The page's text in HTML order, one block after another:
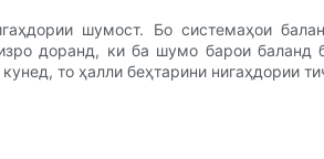
шумост. Бо системаҳои
доранд, ки ба шумо барои баланд
то ҳалли беҳтарини нигаҳдории